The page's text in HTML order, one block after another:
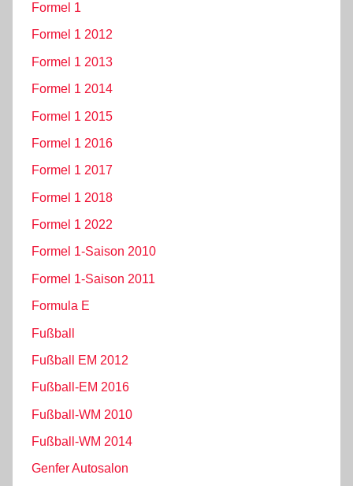
Formel 1
Formel 1 2012
Formel 1 2013
Formel 1 2014
Formel 1 2015
Formel 1 2016
Formel 1 2017
Formel 1 2018
Formel 1 2022
Formel 1-Saison 2010
Formel 1-Saison 2011
Formula E
Fußball
Fußball EM 2012
Fußball-EM 2016
Fußball-WM 2010
Fußball-WM 2014
Genfer Autosalon